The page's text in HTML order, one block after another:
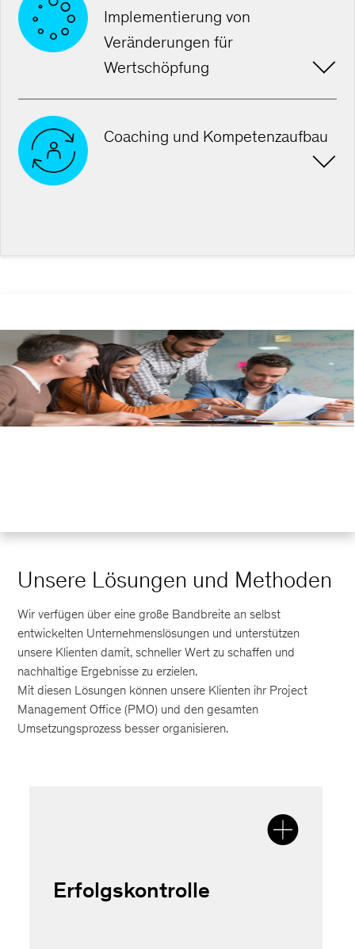
Implementierung von
Veränderungen für
Wertschöpfung
Coaching und Kompetenzaufbau
Unsere Lösungen und Methoden
Wir verfügen über eine große Bandbreite an selbst
entwickelten Unternehmenslösungen und unterstützen
unsere Klienten damit, schneller Wert zu schaffen und
nachhaltige Ergebnisse zu erzielen.
Mit diesen Lösungen können unsere Klienten ihr Project
Management Office (PMO) und den gesamten
Umsetzungsprozess besser organisieren.
Erfolgskontrolle